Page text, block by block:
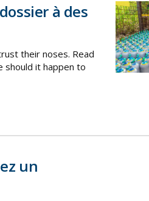
à des
their noses. Read
should it happen to
un